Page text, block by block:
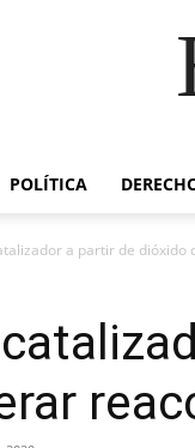
POLÍTICA
a partir de